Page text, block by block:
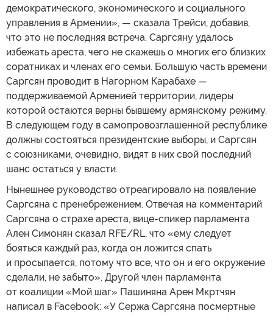
демократического, экономического и социального
управления в Армении», — сказала Трейси, добавив,
что это не последняя встреча. Саргсяну удалось
избежать ареста, чего не скажешь о многих его близких
соратниках и членах его семьи. Большую часть времени
Саргсян проводит в Нагорном Карабахе —
поддерживаемой Арменией территории, лидеры
которой остаются верны бывшему армянскому режиму.
В следующем году в самопровозглашенной республике
должны состояться президентские выборы, и Саргсян
с союзниками, очевидно, видят в них свой последний
шанс остаться у власти.
Нынешнее руководство отреагировало на появление
Саргсяна с пренебрежением. Отвечая на комментарий
Саргсяна о страхе ареста, вице-спикер парламента
Ален Симонян сказал RFE/RL, что «ему следует
бояться каждый раз, когда он ложится спать
и просыпается, потому что все, что он и его окружение
сделали, не забыто». Другой член парламента
от коалиции «Мой шаг» Пашиняна Арен Мкртчян
написал в Facebook: «У Сержа Саргсяна посмертные